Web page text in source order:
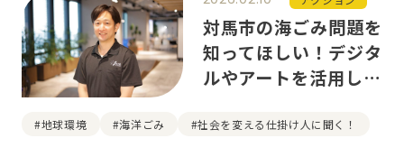
対馬市の海ごみ問題を
知ってほしい！デジタ
ルやアートを活用した
Art」の仕掛け人の人
#地球環境 #海洋ごみ #社会を変える仕掛け人に聞く！